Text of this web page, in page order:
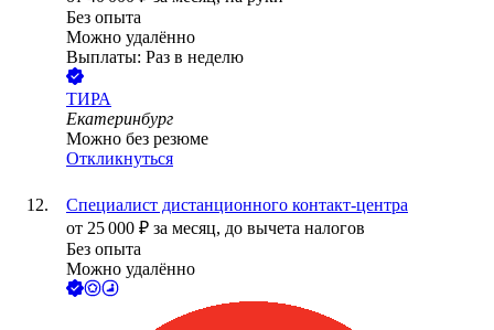
Без опыта
Можно удалённо
Выплаты: Раз в неделю
ТИРА
Екатеринбург
Можно без резюме
Откликнуться
Специалист дистанционного контакт-центра
от 25 000 ₽ за месяц, до вычета налогов
Без опыта
Можно удалённо